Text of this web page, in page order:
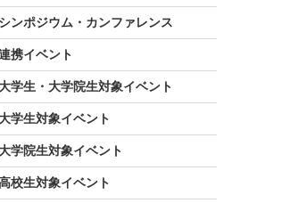
シンポジウム・カンファレンス
携イベント
大学生・大学院生対象イベント
大学生対象イベント
大学院生対象イベント
校生対象イベント